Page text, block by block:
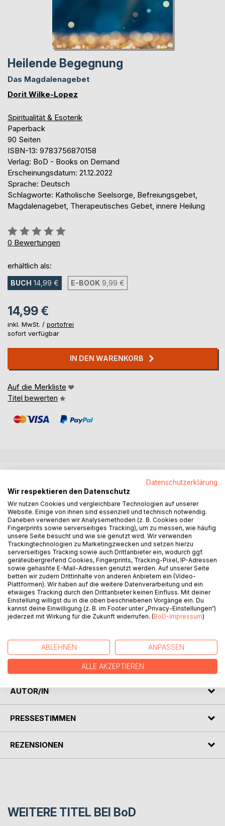
Heilende Begegnung
Das Magdalenagebet
Dorit Wilke-Lopez
Spiritualität & Esoterik
Paperback
90 Seiten
ISBN-13: 9783756870158
Verlag: BoD - Books on Demand
Erscheinungsdatum: 21.12.2022
Sprache: Deutsch
Schlagworte: Katholische Seelsorge, Befreiungsgebet,
Magdalenagebet, Therapeutisches Gebet, innere Heilung
Bewertung::
0%
0 Bewertungen
erhältlich als:
BUCH 14,99 € E-BOOK 9,99 €
14,99 €
inkl. MwSt. / portofrei
sofort verfügbar
IN DEN WARENKORB
Auf die Merkliste
Titel bewerten
Gott liebt uns und will nicht, dass wir krank sind. Das
Evangelium ist voll von Heilungsgeschichten. Jesus heilt,
auch heute noch. Dieses Buch leitet an, wie man Jesus als
dem Heiland begegnen kann. Es führt theologisch und
psychologisch gut fundiert durch fünf Schritte der Heilung:
Vertrauen, Vergebung, Lügen widersagen, die Wahrheit
erfahren und den Segen des himmlischen Vaters
annehmen. Dabei entsteht eine innere Berührung der Seele
mit Jesus Christus, die derjenigen ähnelt, die die Heilige
Maria Magdalena erfahren durfte, als sie Jesu Füße mit
ihren Tränen benetzte und als sie ihn nach der
Auferstehung umarmte. Das Buch ist gedacht für alle, die
Heilung suchen und erwägen, in den Gebetsdienst um
innere Heilung einzusteigen, der um das Magdalenagebet
entstanden ist.
AUTOR/IN
PRESSESTIMMEN
REZENSIONEN
WEITERE TITEL BEI BoD
Datenschutzerklärung
Wir respektieren den Datenschutz
Wir nutzen Cookies und vergleichbare Technologien auf unserer
Website. Einige von ihnen sind essenziell und technisch notwendig.
Daneben verwenden wir Analysemethoden (z. B. Cookies oder
Fingerprints sowie serverseitiges Tracking), um zu messen, wie häufig
unsere Seite besucht und wie sie genutzt wird. Wir verwenden
Trackingtechnologien zu Marketingzwecken und setzen hierzu
serverseitiges Tracking sowie auch Drittanbieter ein, wodurch ggf.
geräteübergreifend Cookies, Fingerprints, Tracking-Pixel, IP-Adressen
sowie gehashte E-Mail-Adressen genutzt werden. Auf unserer Seite
betten wir zudem Drittinhalte von anderen Anbietern ein (Video-
Plattformen). Wir haben auf die weitere Datenverarbeitung und ein
etwaiges Tracking durch den Drittanbieter keinen Einfluss. Mit deiner
Einstellung willigst du in die oben beschriebenen Vorgänge ein. Du
kannst deine Einwilligung (z. B. im Footer unter „Privacy-Einstellungen“)
jederzeit mit Wirkung für die Zukunft widerrufen. (BoD-Impressum)
ABLEHNEN ANPASSEN
ALLE AKZEPTIEREN